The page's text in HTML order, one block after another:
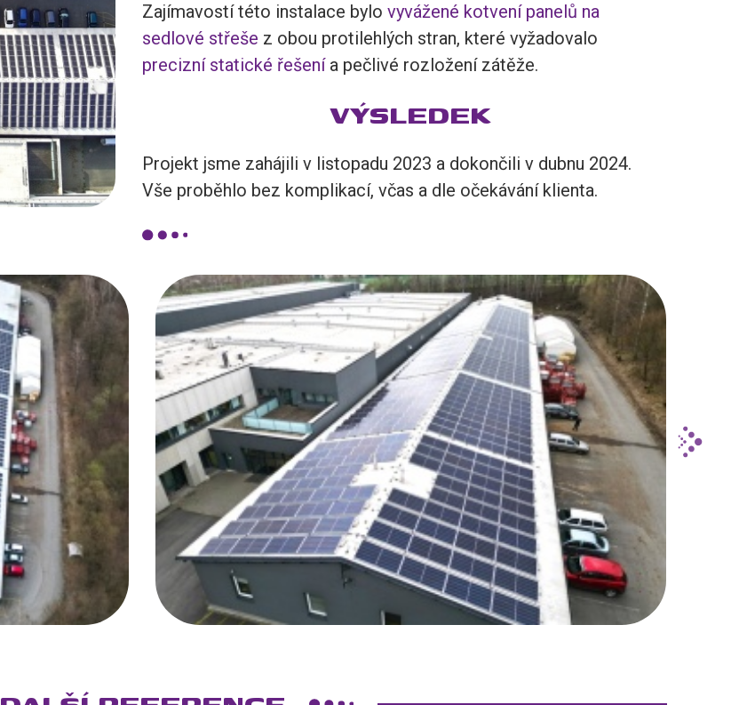
Zajímavostí této instalace bylo vyvážené kotvení panelů na
sedlové střeše z obou protilehlých stran, které vyžadovalo
precizní statické řešenía pečlivé rozložení zátěže.
VÝSLEDEK
Projekt jsme zahájili v listopadu 2023 a dokončili v dubnu 2024.
Vše proběhlo bez komplikací, včas a dle očekávání klienta.